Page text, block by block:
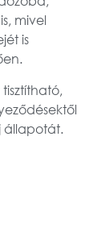
mivel
is
állapotát.